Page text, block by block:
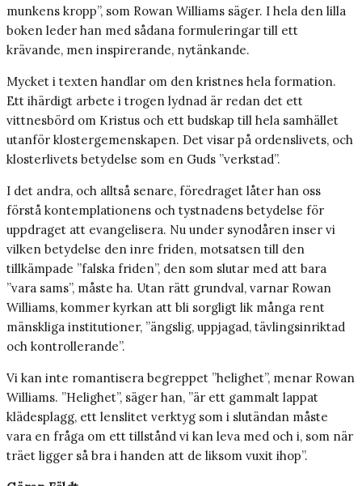
munkens kropp”, som Rowan Williams säger. I hela den lilla
boken leder han med sådana formuleringar till ett
krävande, men inspirerande, nytänkande.
Mycket i texten handlar om den kristnes hela formation.
Ett ihärdigt arbete i trogen lydnad är redan det ett
vittnesbörd om Kristus och ett budskap till hela samhället
utanför klostergemenskapen. Det visar på ordenslivets, och
klosterlivets betydelse som en Guds ”verkstad”.
I det andra, och alltså senare, föredraget låter han oss
förstå kontemplationens och tystnadens betydelse för
uppdraget att evangelisera. Nu under synodåren inser vi
vilken betydelse den inre friden, motsatsen till den
tillkämpade ”falska friden”, den som slutar med att bara
”vara sams”, måste ha. Utan rätt grundval, varnar Rowan
Williams, kommer kyrkan att bli sorgligt lik många rent
mänskliga institutioner, ”ängslig, uppjagad, tävlingsinriktad
och kontrollerande”.
Vi kan inte romantisera begreppet ”helighet”, menar Rowan
Williams. ”Helighet”, säger han, ”är ett gammalt lappat
klädesplagg, ett lenslitet verktyg som i slutändan måste
vara en fråga om ett tillstånd vi kan leva med och i, som när
träet ligger så bra i handen att de liksom vuxit ihop”.